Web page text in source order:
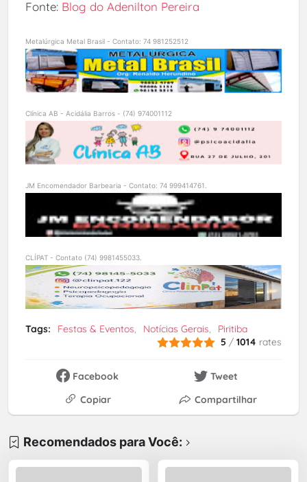
Fonte: Blog do Adenilton Pereira
Metalúrgica Metal Brasil - Contato: 74 981252512
Clínica AB - Acidália Barros - (74) 974001112
JM Encomendador Barbearia - Contato: 74 999414761.
CLÍPAT - Contato (74) 9981455033.
Tags: Festas & Eventos Notícias Gerais
Piritiba
5 /1014 rates
Facebook
Tweet
Copiar
Compartilhar
Recomendados para Você: